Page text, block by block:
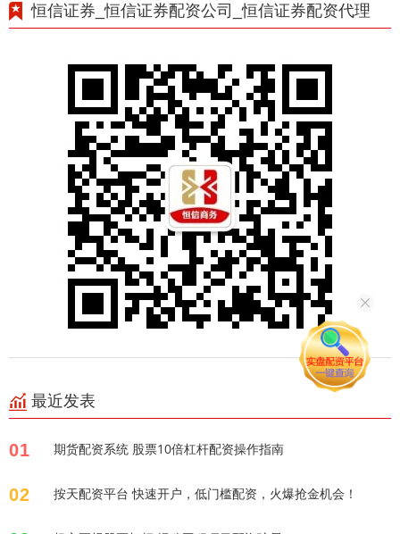
恒信证券_恒信证券配资公司_恒信证券配资代理
最近发表
01 期货配资系统 股票10倍杠杆配资操作指南
02 按天配资平台 快速开户，低门槛配资，火爆抢金机会！